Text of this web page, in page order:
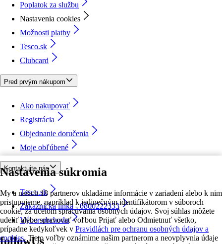
Nastavenia súkromia
My a našich 18 partnerov ukladáme informácie v zariadení alebo k nim
pristupujeme, napríklad k jedinečným identifikátorom v súboroch
cookie, za účelom spracúvania osobných údajov. Svoj súhlas môžete
udeliť alebo spravovať voľbou Prijať alebo Odmietnuť všetko,
prípadne kedykoľvek v Pravidlách pre ochranu osobných údajov a
cookies. Tieto voľby oznámime našim partnerom a neovplyvnia údaje
Poplatok za službu
Nastavenia cookies
Možnosti platby
Tesco.sk
Clubcard
Pred prvým nákupom
Ako nakupovať
Registrácia
Objednanie doručenia
Moje obľúbené
Kontaktujte nás
Tesco.sk
Zákaznícka linka - 0800222333
Výber obchodu
followUs